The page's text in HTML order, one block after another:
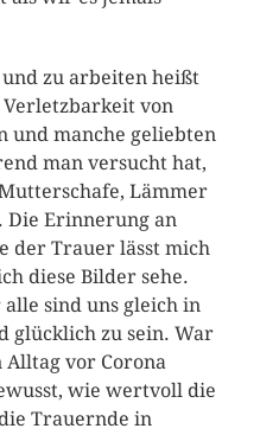
zu arbeiten heißt
Verletzbarkeit von
und manche geliebten
man versucht hat,
Lämmer
Die Erinnerung an
der Trauer lässt mich
diese Bilder sehe.
sind uns gleich in
glücklich zu sein. War
vor Corona
wie wertvoll die
Trauernde in